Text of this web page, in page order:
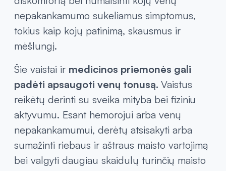
Nereceptiniai vaistai hemorojuiir
venomsgali sumažinti hemorojaus keliamą
diskomfortą bei numalšinti kojų venų
nepakankamumo sukeliamus simptomus,
tokius kaip kojų patinimą, skausmus ir
mėšlungį.
Šie vaistai irmedicinos priemonės gali
padėti apsaugoti venų tonusą.Vaistus
reikėtų derinti su sveika mityba bei fiziniu